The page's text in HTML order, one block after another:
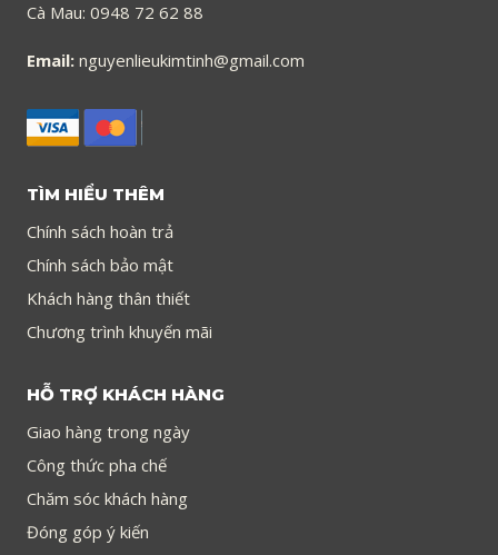
Cà Mau: 0948 72 62 88
Email: nguyenlieukimtinh@gmail.com
TÌM HIỂU THÊM
Chính sách hoàn trả
Chính sách bảo mật
Khách hàng thân thiết
Chương trình khuyến mãi
HỖ TRỢ KHÁCH HÀNG
Giao hàng trong ngày
Công thức pha chế
Chăm sóc khách hàng
Đóng góp ý kiến